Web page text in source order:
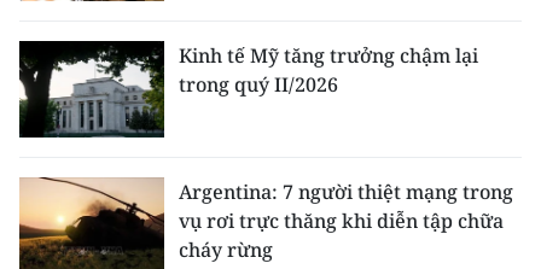
Kinh tế Mỹ tăng trưởng chậm lại
trong quý II/2026
Argentina: 7 người thiệt mạng trong
vụ rơi trực thăng khi diễn tập chữa
cháy rừng